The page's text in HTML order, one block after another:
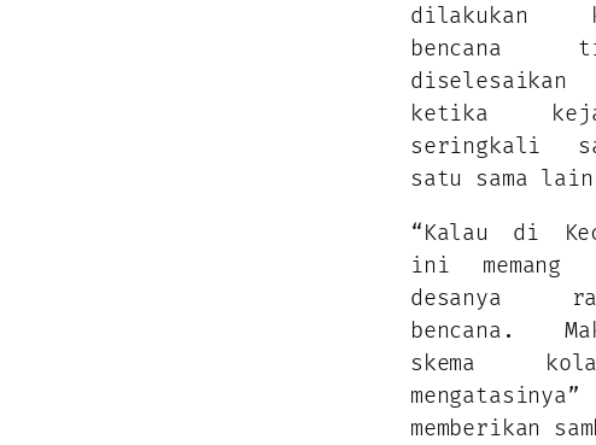
dilakukan
bencana
ketika
seringkali
satu sama
“Kalau di
ini memang
desanya
bencana.
skema
memberikan